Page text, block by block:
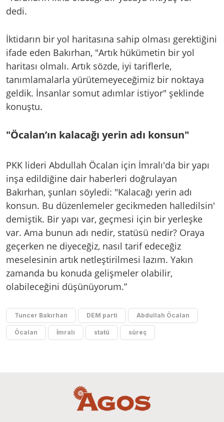
dedi.
İktidarın bir yol haritasına sahip olması gerektiğini
ifade eden Bakırhan, "Artık hükümetin bir yol
haritası olmalı. Artık sözde, iyi tariflerle,
tanımlamalarla yürütemeyeceğimiz bir noktaya
geldik. İnsanlar somut adımlar istiyor" şeklinde
konuştu.
"Öcalan’ın kalacağı yerin adı konsun"
PKK lideri Abdullah Öcalan için İmralı'da bir yapı
inşa edildiğine dair haberleri doğrulayan
Bakırhan, şunları söyledi: "Kalacağı yerin adı
konsun. Bu düzenlemeler gecikmeden halledilsin'
demiştik. Bir yapı var, geçmesi için bir yerleşke
var. Ama bunun adı nedir, statüsü nedir? Oraya
geçerken ne diyeceğiz, nasıl tarif edeceğiz
meselesinin artık netleştirilmesi lazım. Yakın
zamanda bu konuda gelişmeler olabilir,
olabileceğini düşünüyorum.”
Tuncer Bakırhan DEM parti Abdullah Öcalan
Öcalan İmralı statü süreç